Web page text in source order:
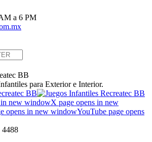
a 6 PM
BB
para Exterior e Interior.
in new windowX page opens in new
opens in new windowYouTube page opens
4488